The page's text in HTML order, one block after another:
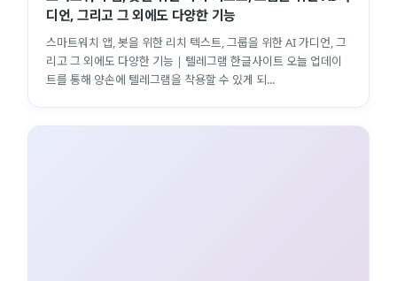
디언, 그리고 그 외에도 다양한 기능
스마트워치 앱, 봇을 위한 리치 텍스트, 그룹을 위한 AI 가디언, 그
리고 그 외에도 다양한 기능 | 텔레그램 한글사이트 오늘 업데이
트를 통해 양손에 텔레그램을 착용할 수 있게 되...